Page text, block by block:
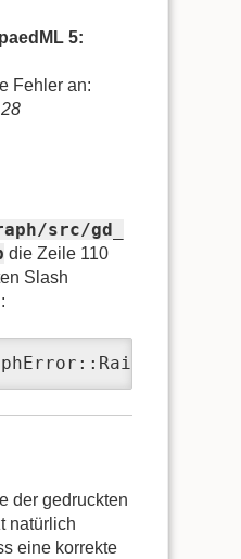
5:
Fehler an:
src/gd_
die Zeile 110
Slash
der gedruckten
natürlich
eine korrekte